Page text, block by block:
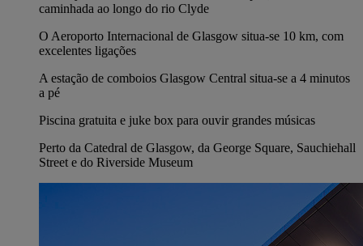
caminhada ao longo do rio Clyde
O Aeroporto Internacional de Glasgow situa-se 10 km, com
excelentes ligações
A estação de comboios Glasgow Central situa-se a 4 minutos
a pé
Piscina gratuita e juke box para ouvir grandes músicas
Perto da Catedral de Glasgow, da George Square, Sauchiehall
Street e do Riverside Museum